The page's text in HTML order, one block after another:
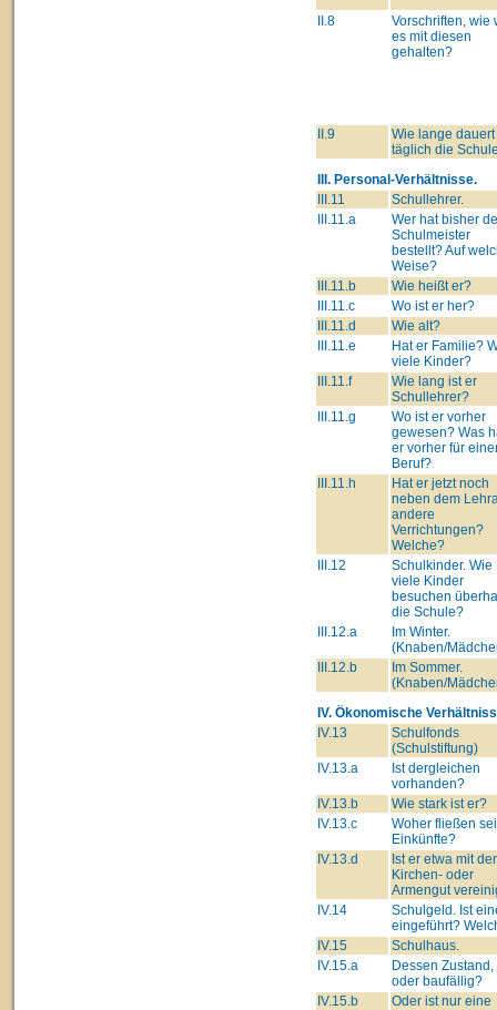
II.8
Vorschriften, wie
es mit diesen
gehalten?
II.9
Wie lange dauert
täglich die
III. Personal-Verhältnisse.
III.11
Schullehrer.
III.11.a
Wer hat bisher
Schulmeister
bestellt? Auf
Weise?
III.11.b
Wie heißt er?
III.11.c
Wo ist er her?
III.11.d
Wie alt?
III.11.e
Hat er Familie?
viele Kinder?
III.11.f
Wie lang ist er
Schullehrer?
III.11.g
Wo ist er vorher
gewesen? Was
er vorher für
Beruf?
III.11.h
Hat er jetzt noch
neben dem
andere
Verrichtungen?
Welche?
III.12
Schulkinder. Wie
viele Kinder
besuchen
die Schule?
III.12.a
Im Winter.
(Knaben/
III.12.b
Im Sommer.
(Knaben/
IV. Ökonomische
IV.13
Schulfonds
(Schulstiftung)
IV.13.a
Ist dergleichen
vorhanden?
IV.13.b
Wie stark ist er?
IV.13.c
Woher fließen
Einkünfte?
IV.13.d
Ist er etwa mit
Kirchen- oder
Armengut
IV.14
Schulgeld. Ist
eingeführt?
IV.15
Schulhaus.
IV.15.a
Dessen Zustand,
oder baufällig?
IV.15.b
Oder ist nur eine